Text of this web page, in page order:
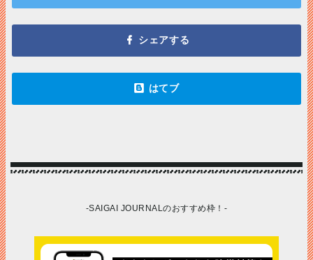
-SAIGAI JOURNALのおすすめ枠！-